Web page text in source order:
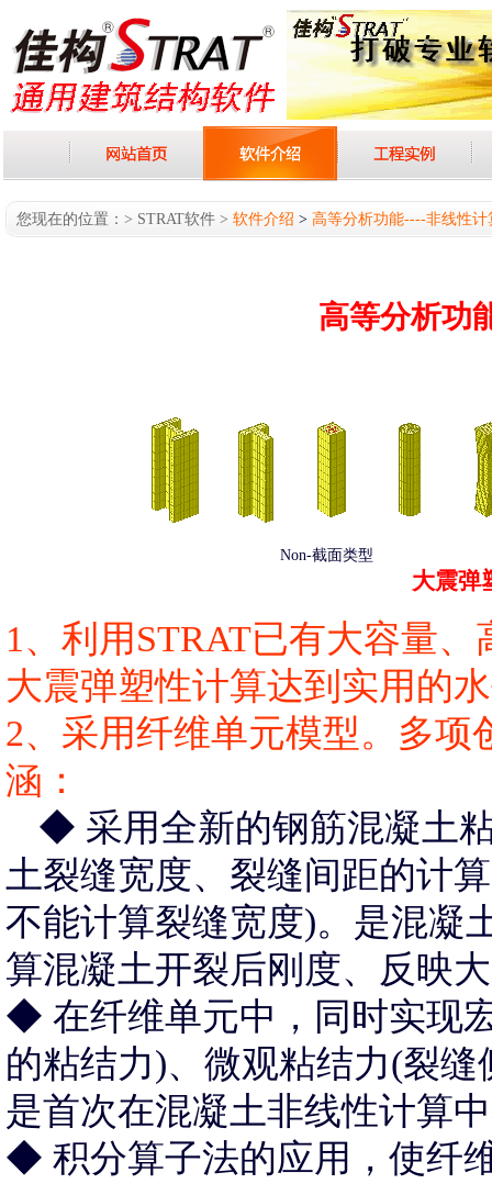
您现在的位置：> STRAT软件 > 软件介绍 > 高等分析功能----非线性计
高等分析功
Non-截面类型
大震弹
1、利用STRAT已有大容量
大震弹塑性计算达到实用的
2、采用纤维单元模型。多
涵：
◆ 采用全新的钢筋混凝土
土裂缝宽度、裂缝间距的计
不能计算裂缝宽度)。是混凝
算混凝土开裂后刚度、反映
◆ 在纤维单元中，同时实现
的粘结力)、微观粘结力(裂
是首次在混凝土非线性计算
◆ 积分算子法的应用，使纤